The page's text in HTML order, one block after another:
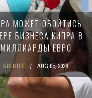
МОЖЕТ ОБОЙТИСЬ
БИЗНЕСА КИПРА В
ЕВРО
AUG 05, 2026